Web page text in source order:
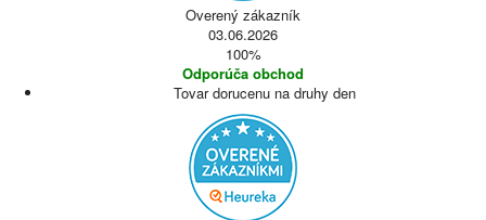
Overený zákazník
03.06.2026
100%
Odporúča obchod
Tovar dorucenu na druhy den